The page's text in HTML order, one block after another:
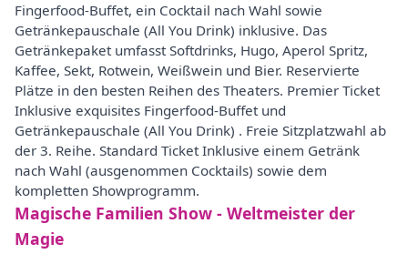
Fingerfood-Buffet, ein Cocktail nach Wahl sowie
Getränkepauschale (All You Drink) inklusive. Das
Getränkepaket umfasst Softdrinks, Hugo, Aperol Spritz,
Kaffee, Sekt, Rotwein, Weißwein und Bier. Reservierte
Plätze in den besten Reihen des Theaters. Premier Ticket
Inklusive exquisites Fingerfood-Buffet und
Getränkepauschale (All You Drink) . Freie Sitzplatzwahl ab
der 3. Reihe. Standard Ticket Inklusive einem Getränk
nach Wahl (ausgenommen Cocktails) sowie dem
kompletten Showprogramm.
Magische Familien Show - Weltmeister der
Magie